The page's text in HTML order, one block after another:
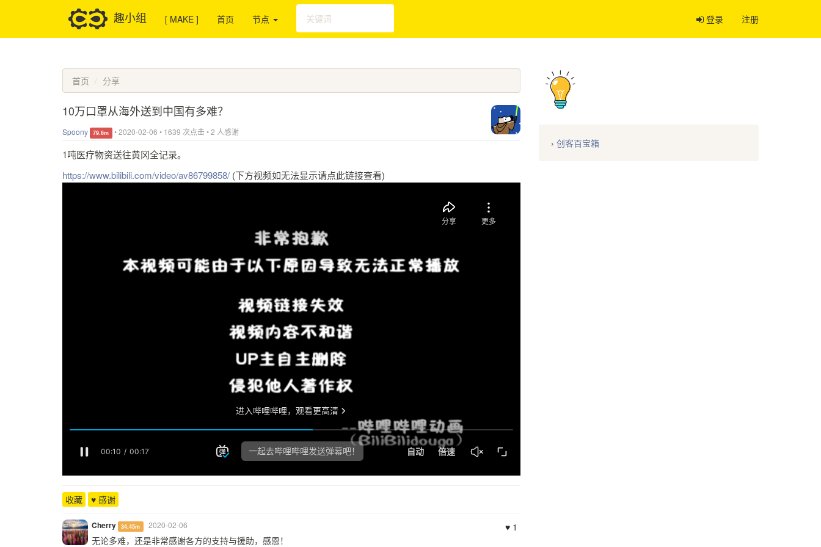
趣小组 [ MAKE ] 首页 节点 登录 注册
首页 分享
10万口罩从海外送到中国有多难？
Spoony 79.6m •2020-02-06 • 1639 次点击 •2 人感谢
1吨医疗物资送往黄冈全记录。
https://www.bilibili.com/video/av86799858/ (下方视频如无法显示请点此链接查看)
收藏 ♥ 感谢
Cherry 34.45m 2020-02-06
♥ 1
无论多难，还是非常感谢各方的支持与援助，感恩！
› 创客百宝箱